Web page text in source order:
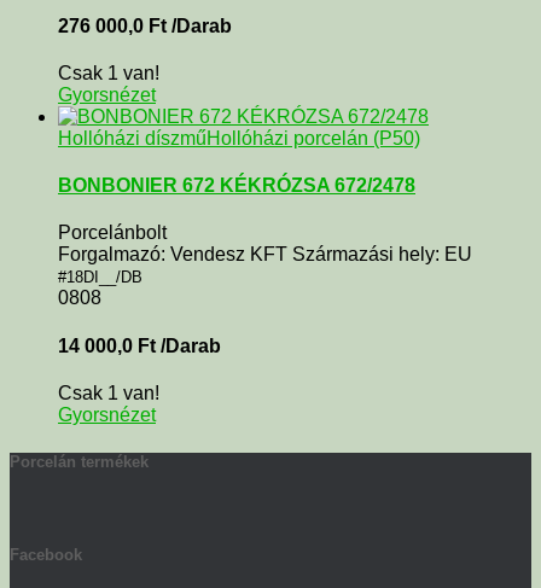
276 000,0 Ft /Darab
Csak 1 van!
Gyorsnézet
Hollóházi díszműHollóházi porcelán (P50)
BONBONIER 672 KÉKRÓZSA 672/2478
Porcelánbolt
Forgalmazó: Vendesz KFT Származási hely: EU
#18DI__/DB
0808
14 000,0 Ft /Darab
Csak 1 van!
Gyorsnézet
Porcelán termékek
Facebook